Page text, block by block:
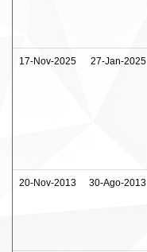
17-Nov-2025 27-Jan-2025
20-Nov-2013 30-Ago-2013